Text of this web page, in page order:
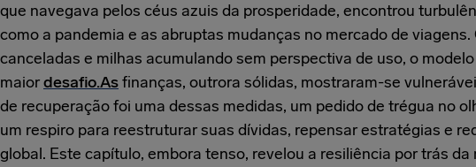
que navegava pelos céus azuis da prosperidade, encontrou
como a pandemia e as abruptas mudanças no mercado de
canceladas e milhas acumulando sem perspectiva de uso, o
maiordesafio.Asfinanças, outrora sólidas, mostraram-se
de recuperação foi uma dessas medidas, um pedido de trégua no
um respiro para reestruturar suas dívidas, repensar estratégias e
global. Este capítulo, embora tenso, revelou a resiliência por trás